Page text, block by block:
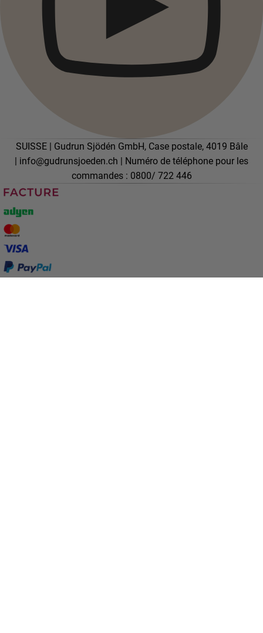
SUISSE | Gudrun Sjödén GmbH, Case postale, 4019 Bâle
info@gudrunsjoeden.ch
Numéro de téléphone pour les
commandes : 0800/ 722 446